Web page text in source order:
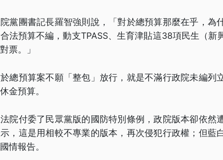
黨團書記長羅智強則說，「對於總預算那麼在乎，為
法預算不編，動支TPASS、生育津貼這38項民生（新
票。」
總預算案不願「整包」放行，就是不滿行政院未編列
金預算。
院付委了民眾黨版的國防特別條例，政院版本卻依然
，這是用相較不專業的版本，再次侵犯行政權；但藍
情報告。